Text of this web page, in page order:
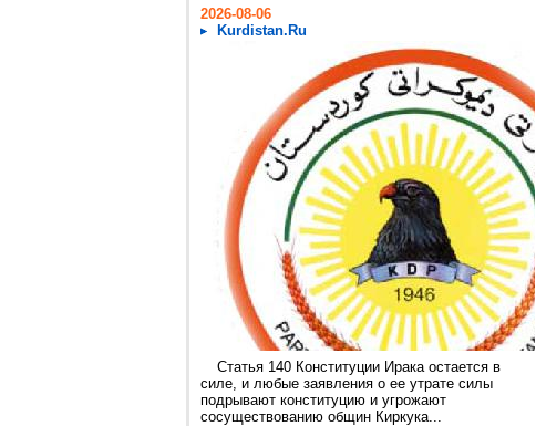
2026-08-06
Kurdistan.Ru
Статья 140 Конституции Ирака остается в
силе, и любые заявления о ее утрате силы
подрывают конституцию и угрожают
сосуществованию общин Киркука...